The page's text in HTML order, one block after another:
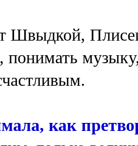
Швыдкой,
понимать
как